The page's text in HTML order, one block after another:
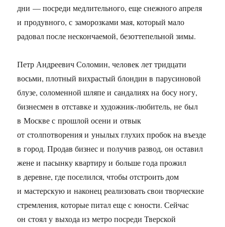
дни — посреди медлительного, еще снежного апреля
и продувного, с заморозками мая, который мало
радовал после нескончаемой, безоттепельной зимы.
Петр Андреевич Соломин, человек лет тридцати
восьми, плотный вихрастый блондин в парусиновой
блузе, соломенной шляпе и сандалиях на босу ногу,
бизнесмен в отставке и художник-любитель, не был
в Москве с прошлой осени и отвык
от столпотворения и унылых глухих пробок на въезде
в город. Продав бизнес и получив развод, он оставил
жене и пасынку квартиру и больше года прожил
в деревне, где поселился, чтобы отстроить дом
и мастерскую и наконец реализовать свои творческие
стремления, которые питал еще с юности. Сейчас
он стоял у выхода из метро посреди Тверской